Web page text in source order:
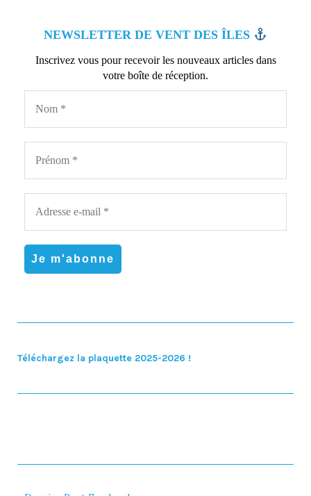
NEWSLETTER DE VENT DES ÎLES
Inscrivez vous pour recevoir les nouveaux articles dans
votre boîte de réception.
Téléchargez la plaquette 2025-2026 !